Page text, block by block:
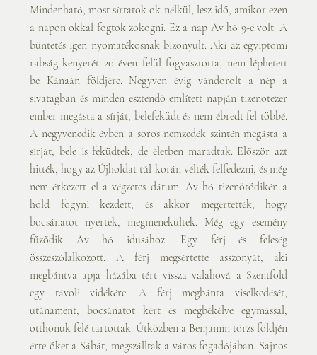
Mindenható, most sírtatok ok nélkül, lesz idő, amikor ezen
a napon okkal fogtok zokogni. Ez a nap Áv hó 9-e volt. A
büntetés igen nyomatékosnak bizonyult. Aki az egyiptomi
rabság kenyerét 20 éven felül fogyasztotta, nem léphetett
be Kánaán földjére. Negyven évig vándorolt a nép a
sivatagban és minden esztendő említett napján tizenötezer
ember megásta a sírját, belefeküdt és nem ébredt fel többé.
A negyvenedik évben a soros nemzedék szintén megásta a
sírját, bele is feküdtek, de életben maradtak. Először azt
hitték, hogy az Újholdat túl korán vélték felfedezni, és még
nem érkezett el a végzetes dátum. Áv hó tizenötödikén a
hold fogyni kezdett, és akkor megértették, hogy
bocsánatot nyertek, megmenekültek. Még egy esemény
fűződik Áv hó idusához. Egy férj és feleség
összeszólalkozott. A férj megsértette asszonyát, aki
megbántva apja házába tért vissza valahová a Szentföld
egy távoli vidékére. A férj megbánta viselkedését,
utánament, bocsánatot kért és megbékélve egymással,
otthonuk felé tartottak. Útközben a Benjamin törzs földjén
érte őket a Sábát, megszálltak a város fogadójában. Sajnos